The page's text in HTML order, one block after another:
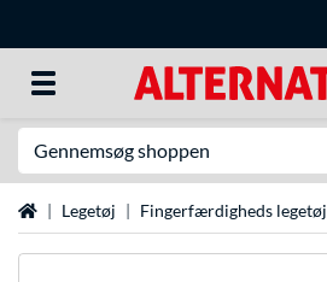
StartsideLegetøj Fingerfærdigheds legetøj